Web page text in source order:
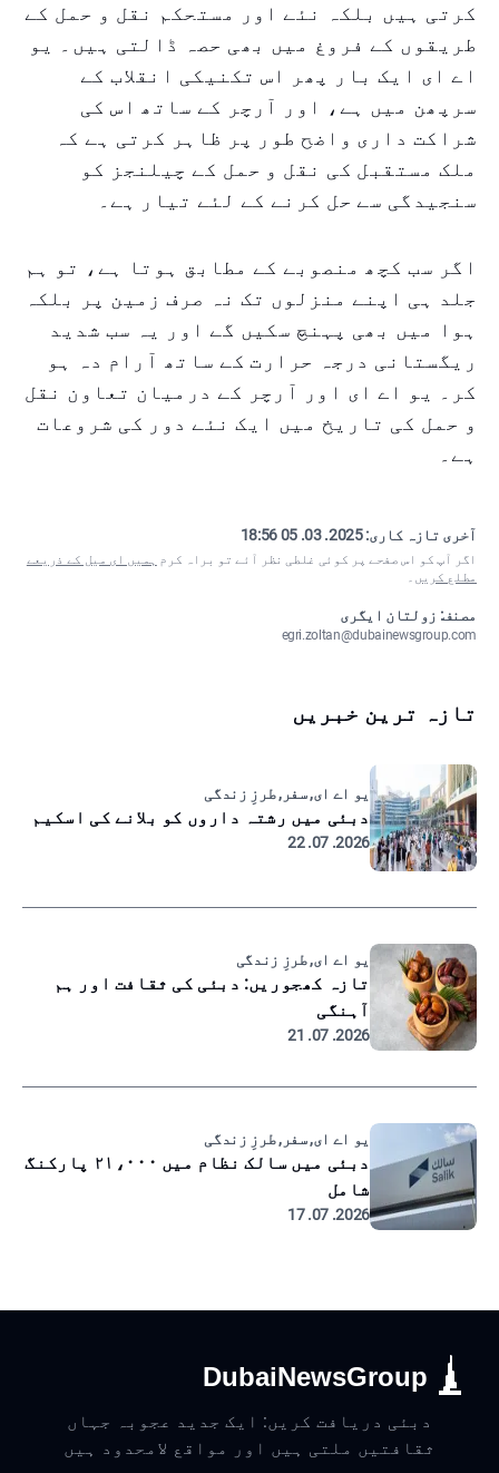
کرتی ہیں بلکہ نئے اور مستحکم نقل و حمل کے
طریقوں کے فروغ میں بھی حصہ ڈالتی ہیں۔ یو
اے ای ایک بار پھر اس تکنیکی انقلاب کے
سرپھن میں ہے، اور آرچر کے ساتھ اس کی
شراکت داری واضح طور پر ظاہر کرتی ہے کہ
ملک مستقبل کی نقل و حمل کے چیلنجز کو
سنجیدگی سے حل کرنے کے لئے تیار ہے۔
اگر سب کچھ منصوبے کے مطابق ہوتا ہے، تو ہم
جلد ہی اپنے منزلوں تک نہ صرف زمین پر بلکہ
ہوا میں بھی پہنچ سکیں گے اور یہ سب شدید
ریگستانی درجہ حرارت کے ساتھ آرام دہ ہو
کر۔ یو اے ای اور آرچر کے درمیان تعاون نقل
و حمل کی تاریخ میں ایک نئے دور کی شروعات
ہے۔
آخری تازہ کاری:2025. 03. 05 18:56
اگر آپ کو اس صفحے پر کوئی غلطی نظر آئے تو براہ کرم ہمیں ای میل کے ذریعے
مطلع کریں ۔
مصنف: زولتان ایگری
egri.zoltan@dubainewsgroup.com
تازہ ترین خبریں
یو اے ای, سفر, طرزِ زندگی
دبئی میں رشتہ داروں کو بلانے کی اسکیم
2026. 07. 22
یو اے ای, طرزِ زندگی
تازہ کھجوریں: دبئی کی ثقافت اور ہم
آہنگی
2026. 07. 21
یو اے ای, سفر, طرزِ زندگی
دبئی میں سالک نظام میں ۲۱،۰۰۰ پارکنگ
شامل
2026. 07. 17
DubaiNewsGroup
دبئی دریافت کریں: ایک جدید عجوبہ جہاں
ثقافتیں ملتی ہیں اور مواقع لامحدود ہیں